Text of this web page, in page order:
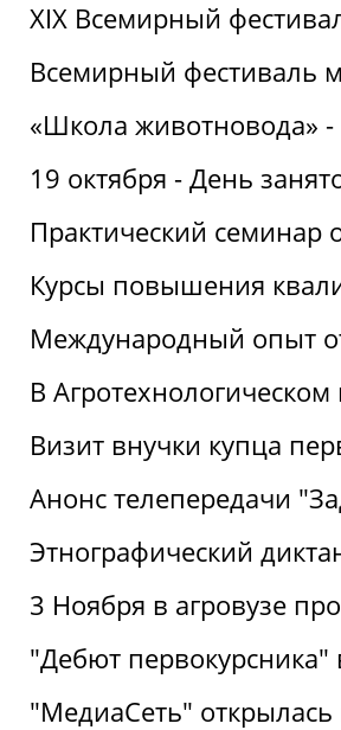
XIX Всемирный
Всемирный фестиваль
«Школа животновода»
19 октября - День
Практический семинар
Курсы повышения
Международный опыт
В
Визит внучки купца
Анонс телепередачи
Этнографический
3 Ноября в агровузе
"Дебют первокурсника"
"МедиаСеть"